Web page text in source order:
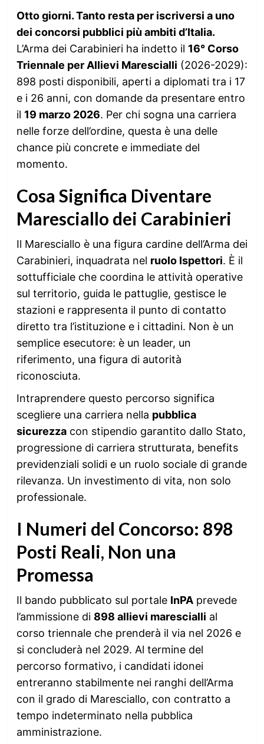
Otto giorni. Tanto resta per iscriversi a uno
dei concorsi pubblici più ambiti d’Italia.
L’Arma dei Carabinieri ha indetto il 16° Corso
Triennale per Allievi Marescialli (2026-2029):
898 posti disponibili, aperti a diplomati tra i 17
e i 26 anni, con domande da presentare entro
il 19 marzo 2026. Per chi sogna una carriera
nelle forze dell’ordine, questa è una delle
chance più concrete e immediate del
momento.
Cosa Significa Diventare
Maresciallo dei Carabinieri
Il Maresciallo è una figura cardine dell’Arma dei
Carabinieri, inquadrata nel ruolo Ispettori. È il
sottufficiale che coordina le attività operative
sul territorio, guida le pattuglie, gestisce le
stazioni e rappresenta il punto di contatto
diretto tra l’istituzione e i cittadini. Non è un
semplice esecutore: è un leader, un
riferimento, una figura di autorità
riconosciuta.
Intraprendere questo percorso significa
scegliere una carriera nella pubblica
sicurezzacon stipendio garantito dallo Stato,
progressione di carriera strutturata, benefits
previdenziali solidi e un ruolo sociale di grande
rilevanza. Un investimento di vita, non solo
professionale.
I Numeri del Concorso: 898
Posti Reali, Non una
Promessa
Il bando pubblicato sul portale InPAprevede
l’ammissione di 898 allievi marescialli al
corso triennale che prenderà il via nel 2026 e
si concluderà nel 2029. Al termine del
percorso formativo, i candidati idonei
entreranno stabilmente nei ranghi dell’Arma
con il grado di Maresciallo, con contratto a
tempo indeterminato nella pubblica
amministrazione.